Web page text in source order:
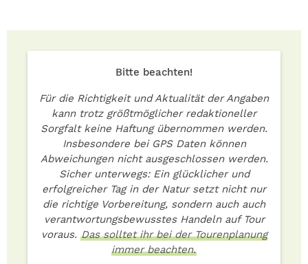
Bitte beachten!
Für die Richtigkeit und Aktualität der Angaben
kann trotz größtmöglicher redaktioneller
Sorgfalt keine Haftung übernommen werden.
Insbesondere bei GPS Daten können
Abweichungen nicht ausgeschlossen werden.
Sicher unterwegs: Ein glücklicher und
erfolgreicher Tag in der Natur setzt nicht nur
die richtige Vorbereitung, sondern auch auch
verantwortungsbewusstes Handeln auf Tour
voraus. Das solltet ihr bei der Tourenplanung
immer beachten.